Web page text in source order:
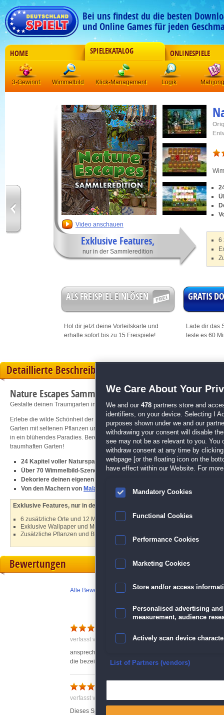
Bei uns findest du die besten
und Online Games für jeden
HOME SPIELEKATALOG ONLINESPIELE
3-Gewinnt Wimmelbild Klick-Management Logik Mahjong
Video anschauen
6
Exklusive Features,
nur in der Sammleredition
ALS FREISPIEL EINLÖSEN
Hol dir jetzt deine Vorteilskarte und
erhalte sofort bis zu 15 Freispiele!
GRATIS
Lade dir das
teste es 60
Detaillierte Beschreibung
Nature Escapes Sammleredition
Gestalte deinen Traumgarten in atemberaubender Natur!
Erlebe die wilde Schönheit der Natur! Reise durch atemberaubende
Garten mit seltenen Pflanzen und Blumen. Lass dich von den
in ein blühendes Paradies. Bereite dich darauf vor, in der wilden Schönheit
traumhaften Garten!
24 Kapitel voller Naturspaß
Über 70 Wimmelbild-Szenen und Minispiele
Dekoriere deinen eigenen Garten
Von den Machern von Malachite: Temple of the Sun
Exklusive Features, nur in der Sammleredition:
6 zusätzliche Orte und 12 Minispiele
Exklusive Wallpaper und Musik-Player
Zusätzliche Pflanzen und Blumen
Bewertungen
Alle Bewertungen anzeigen
verfasst von Anonym am 07.09.2024 um 15:32
ansprechende motive, schöne grafik, viel zu suchen ...
die bezeichnung des versteckten gegenstandes falsch
verfasst von Anonym am 07.09.2024 um 15:22
Dieses Spiel hat eine wunderschöne Grafik. Es ist
We Care About Your
We and our 478 partners store and
identifiers, on your device. Selecting I
purposes shown under we and our
withdrawing your consent will disable
see may not be as relevant to you. You
withdraw consent at any time by
webpage [or the floating icon on the
have effect within our Website. For
Mandatory Cookies
Functional Cookies
Performance Cookies
Marketing Cookies
Store and/or access
Personalised advertising
measurement, audience
Actively scan device
Ensure security, prevent
List of Partners (vendors)